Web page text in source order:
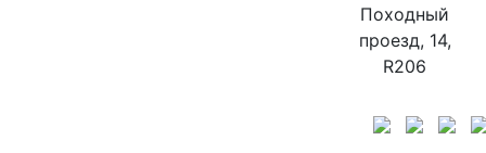
Походный
проезд, 14,
R206